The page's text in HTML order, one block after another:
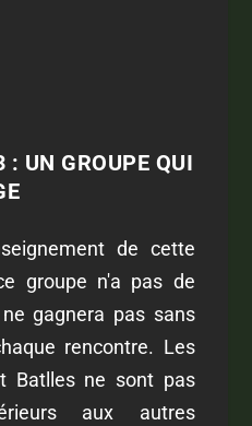
: UN GROUPE QUI
de cette
groupe n'a pas de
gagnera pas sans
rencontre. Les
Batlles ne sont pas
aux autres